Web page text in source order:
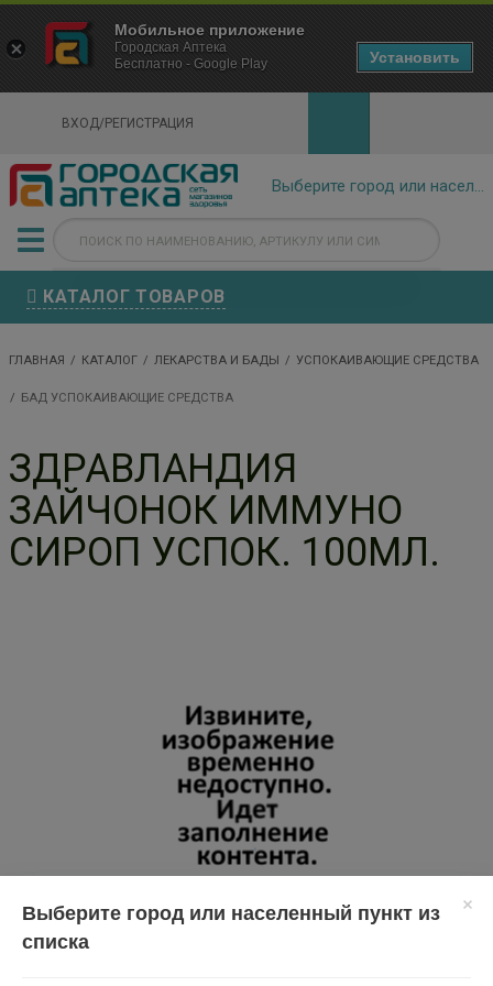
ВХОД/РЕГИСТРАЦИЯ
КАТАЛОГ ТОВАРОВ
ГЛАВНАЯ КАТАЛОГ ЛЕКАРСТВА И БАДЫ УСПОКАИВАЮЩИЕ СРЕДСТВА
БАД УСПОКАИВАЮЩИЕ СРЕДСТВА
ЗДРАВЛАНДИЯ
ЗАЙЧОНОК ИММУНО
СИРОП УСПОК. 100МЛ.
×
Городская Аптека Маркетплейс
- In Google Play
Выберите город или населенный пункт из
списка
Мобильное приложение
Городская Аптека
Бесплатно - Google Play
Установить